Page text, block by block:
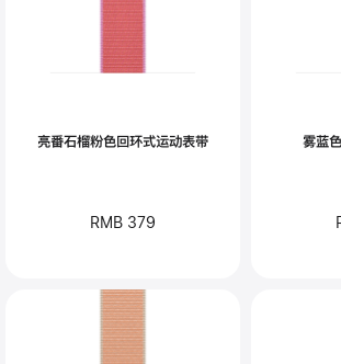
亮番石榴粉色回环式运动表带
RMB 379
雾蓝